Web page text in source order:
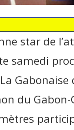
star de
samedi
du Gabon-